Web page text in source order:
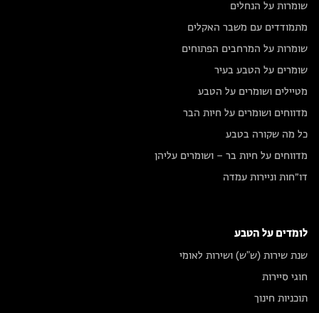
שומרות על הנחלים
מתמודדים עם משבר האקלים
שומרות על המרחבים הפתוחים
שומרים על הטבע בעיר
מטיילים ושומרים על הטבע
מדווחים ושומרים על חיות הבר
כל מה שקורה בטבע
מדווחים על חיות בר – ושומרים עליהן
דו״חות וניירות עמדה
לומדים על הטבע
שנת שירות (ש"ש) ושירות לאומי
חוגי סיירות
תוכניות חינוך